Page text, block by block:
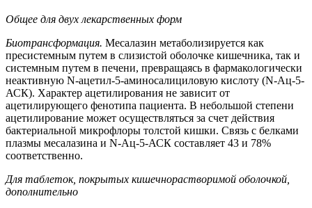
Общее для двух лекарственных форм
Биотрансформация. Месалазин метаболизируется как
пресистемным путем в слизистой оболочке кишечника, так и
системным путем в печени, превращаясь в фармакологически
неактивную N-ацетил-5-аминосалициловую кислоту (N-Ац-5-
АСК). Характер ацетилирования не зависит от
ацетилирующего фенотипа пациента. В небольшой степени
ацетилирование может осуществляться за счет действия
бактериальной микрофлоры толстой кишки. Связь с белками
плазмы месалазина и N-Ац-5-АСК составляет 43 и 78%
соответственно.
Для таблеток, покрытых кишечнорастворимой оболочкой,
дополнительно